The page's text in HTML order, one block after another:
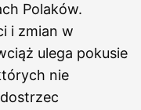
Polaków.
i zmian w
ulega pokusie
nie